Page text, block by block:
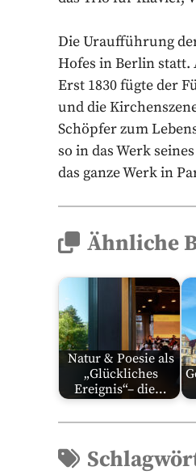
Die Uraufführung
Hofes in Berlin statt.
Erst 1830 fügte der
und die
Schöpfer zum
so in das Werk
das ganze Werk in
Ähnliche
Natur & Poesie als
„Glückliches
Ereignis“– die…